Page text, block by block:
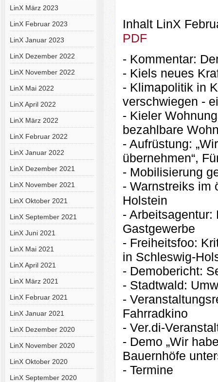
LinX März 2023
LinX Februar 2023
LinX Januar 2023
LinX Dezember 2022
LinX November 2022
LinX Mai 2022
LinX April 2022
LinX März 2022
LinX Februar 2022
LinX Januar 2022
LinX Dezember 2021
LinX November 2021
LinX Oktober 2021
LinX September 2021
LinX Juni 2021
LinX Mai 2021
LinX April 2021
LinX März 2021
LinX Februar 2021
LinX Januar 2021
LinX Dezember 2020
LinX November 2020
LinX Oktober 2020
LinX September 2020
Inhalt LinX
PDF
- Kommentar:
- Kiels neues
- Klimapolitik in
verschwiegen -
- Kieler
bezahlbare
- Aufrüstung:
übernehmen“,
- Mobilisierung
- Warnstreiks im
Holstein
-
Gastgewerbe
- Freiheitsfoo:
in Schleswig-
- Demobericht:
- Stadtwald:
-
Fahrradkino
- Ver.di-
- Demo „Wir
Bauernhöfe
- Termine